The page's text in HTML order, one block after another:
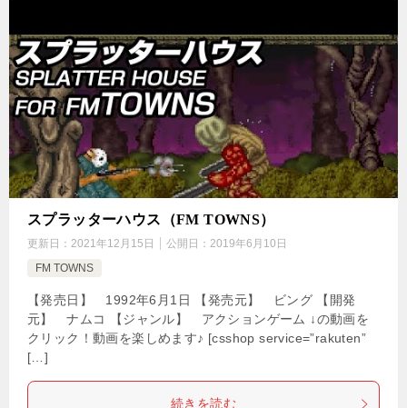
スプラッターハウス（FM TOWNS）
更新日： 2021年12月15日 公開日： 2019年6月10日
FM TOWNS
【発売日】 1992年6月1日 【発売元】 ビング 【開発
元】 ナムコ 【ジャンル】 アクションゲーム ↓の動画を
クリック！動画を楽しめます♪ [csshop service=”rakuten”
[…]
続きを読む